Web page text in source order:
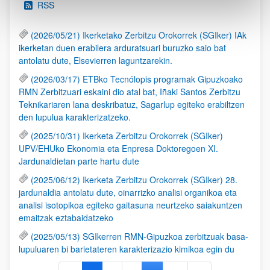
RSS
(2026/05/21) Ikerketako Zerbitzu Orokorrek (SGIker) IAk
ikerketan duen erabilera arduratsuari buruzko saio bat
antolatu dute, Elsevierren laguntzarekin.
(2026/03/17) ETBko Tecnólopis programak Gipuzkoako
RMN Zerbitzuari eskaini dio atal bat, Iñaki Santos Zerbitzu
Teknikariaren lana deskribatuz, Sagarlup egiteko erabiltzen
den lupulua karakterizatzeko.
(2025/10/31) Ikerketa Zerbitzu Orokorrek (SGIker)
UPV/EHUko Ekonomia eta Enpresa Doktoregoen XI.
Jardunaldietan parte hartu dute
(2025/06/12) Ikerketa Zerbitzu Orokorrek (SGIker) 28.
jardunaldia antolatu dute, oinarrizko analisi organikoa eta
analisi isotopikoa egiteko gaitasuna neurtzeko saiakuntzen
emaitzak eztabaidatzeko
(2025/05/13) SGIkerren RMN-Gipuzkoa zerbitzuak basa-
lupuluaren bi barietateren karakterizazio kimikoa egin du